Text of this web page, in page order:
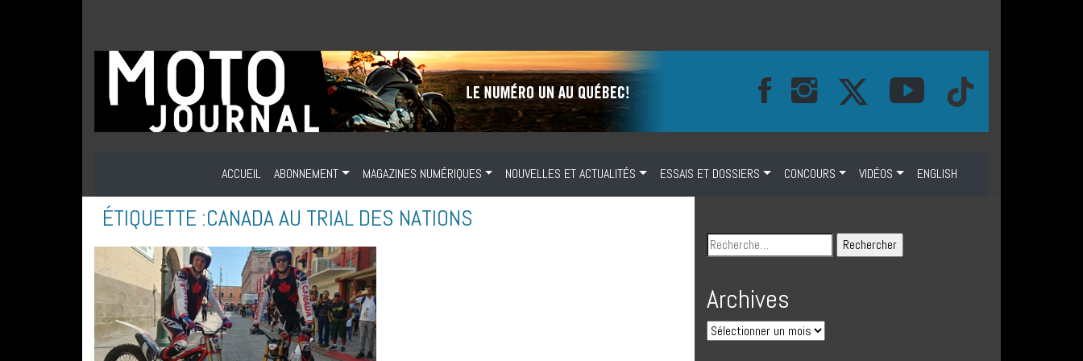
ACCUEIL ABONNEMENT MAGAZINES NUMÉRIQUES NOUVELLES ET ACTUALITÉS ESSAIS ET DOSSIERS CONCOURS VIDÉOS ENGLISH
ÉTIQUETTE :CANADA AU TRIAL DES NATIONS
Archives